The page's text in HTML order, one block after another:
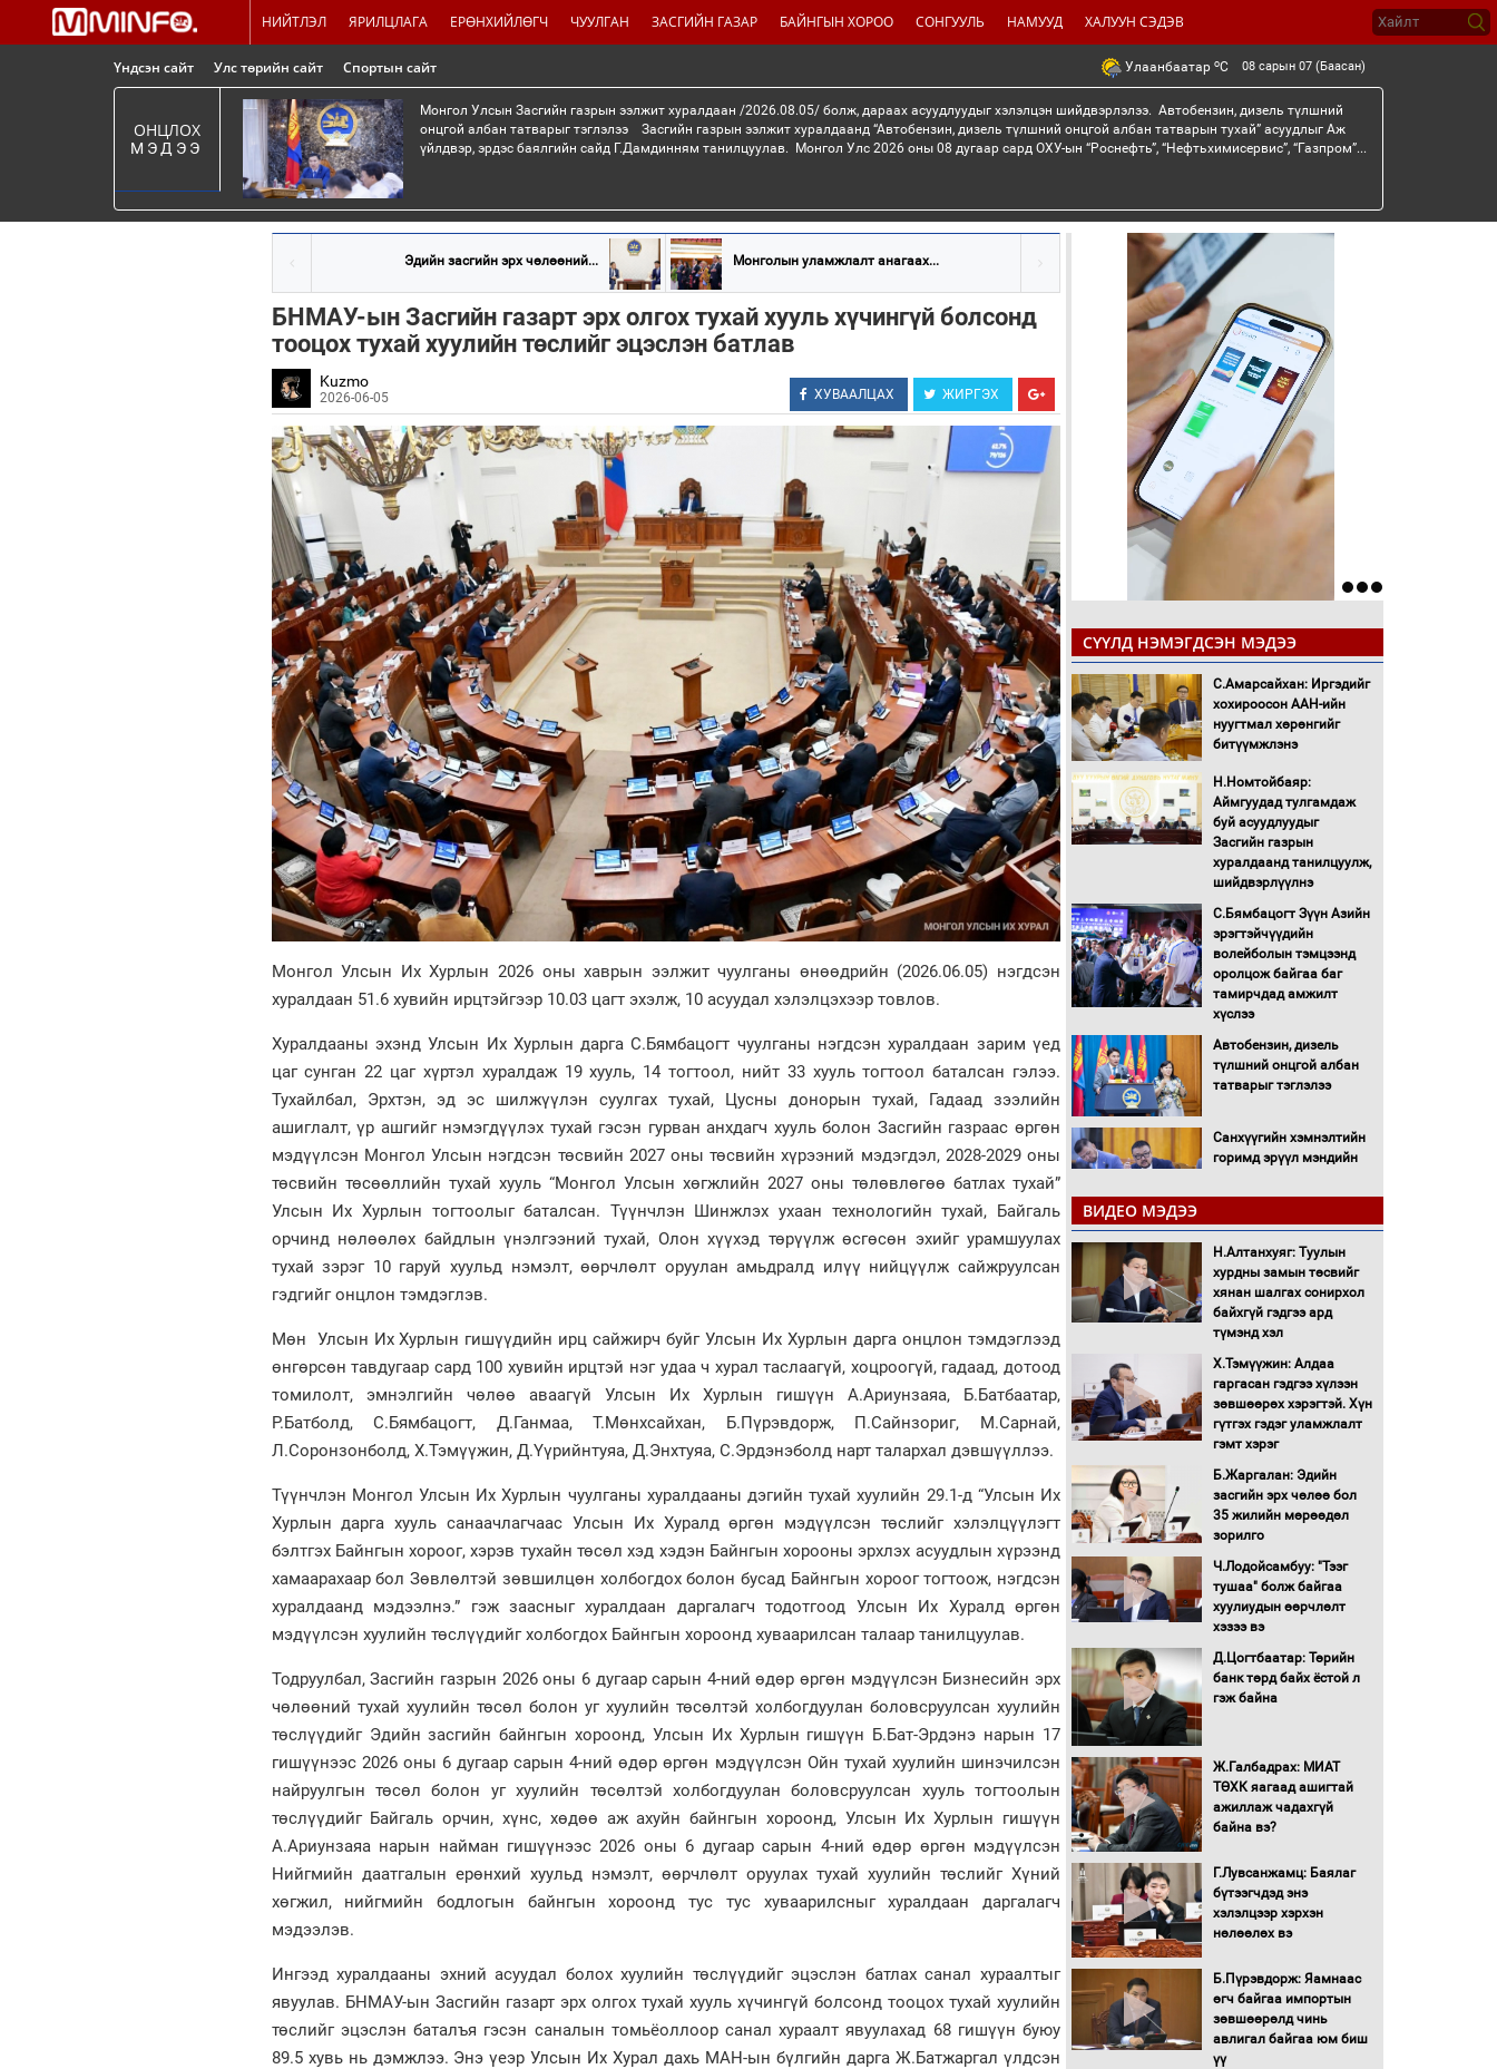
НИЙТЛЭЛ ЯРИЛЦЛАГА ЕРӨНХИЙЛӨГЧ ЧУУЛГАН ЗАСГИЙН ГАЗАР БАЙНГЫН ХОРОО СОНГУУЛЬ НАМУУД ХАЛУУН СЭДЭВ
Үндсэн сайт Улс төрийн сайт Спортын сайт Улаанбаатар oC 08 сарын 07 (Баасан)
ОНЦЛОХ
МЭДЭЭ
Монгол Улсын Засгийн газрын ээлжит хуралдаан /2026.08.05/ болж, дараах асуудлуудыг хэлэлцэн шийдвэрлэлээ. Автобензин, дизель түлшний
онцгой албан татварыг тэглэлээ Засгийн газрын ээлжит хуралдаанд “Автобензин, дизель түлшний онцгой албан татварын тухай” асуудлыг Аж
үйлдвэр, эрдэс баялгийн сайд Г.Дамдинням танилцуулав. Монгол Улс 2026 оны 08 дугаар сард ОХУ-ын “Роснефть”, “Нефтьхимисервис”, “Газпром”...
Эдийн засгийн эрх чөлөөний... Монголын уламжлалт анагаах...
БНМАУ-ын Засгийн газарт эрх олгох тухай хууль хүчингүй болсонд
тооцох тухай хуулийн төслийг эцэслэн батлав
Kuzmo
2026-06-05 ХУВААЛЦАХ ЖИРГЭХ
Монгол Улсын Их Хурлын 2026 оны хаврын ээлжит чуулганы өнөөдрийн (2026.06.05) нэгдсэн
хуралдаан 51.6 хувийн ирцтэйгээр 10.03 цагт эхэлж, 10 асуудал хэлэлцэхээр товлов.
Хуралдааны эхэнд Улсын Их Хурлын дарга С.Бямбацогт чуулганы нэгдсэн хуралдаан зарим үед
цаг сунган 22 цаг хүртэл хуралдаж 19 хууль, 14 тогтоол, нийт 33 хууль тогтоол баталсан гэлээ.
Тухайлбал, Эрхтэн, эд эс шилжүүлэн суулгах тухай, Цусны донорын тухай, Гадаад зээлийн
ашиглалт, үр ашгийг нэмэгдүүлэх тухай гэсэн гурван анхдагч хууль болон Засгийн газраас өргөн
мэдүүлсэн Монгол Улсын нэгдсэн төсвийн 2027 оны төсвийн хүрээний мэдэгдэл, 2028-2029 оны
төсвийн төсөөллийн тухай хууль “Монгол Улсын хөгжлийн 2027 оны төлөвлөгөө батлах тухай”
Улсын Их Хурлын тогтоолыг баталсан. Түүнчлэн Шинжлэх ухаан технологийн тухай, Байгаль
орчинд нөлөөлөх байдлын үнэлгээний тухай, Олон хүүхэд төрүүлж өсгөсөн эхийг урамшуулах
тухай зэрэг 10 гаруй хуульд нэмэлт, өөрчлөлт оруулан амьдралд илүү нийцүүлж сайжруулсан
гэдгийг онцлон тэмдэглэв.
Мөн Улсын Их Хурлын гишүүдийн ирц сайжирч буйг Улсын Их Хурлын дарга онцлон тэмдэглээд
өнгөрсөн тавдугаар сард 100 хувийн ирцтэй нэг удаа ч хурал таслаагүй, хоцроогүй, гадаад, дотоод
томилолт, эмнэлгийн чөлөө аваагүй Улсын Их Хурлын гишүүн А.Ариунзаяа, Б.Батбаатар,
Р.Батболд, С.Бямбацогт, Д.Ганмаа, Т.Мөнхсайхан, Б.Пүрэвдорж, П.Сайнзориг, М.Сарнай,
Л.Соронзонболд, Х.Тэмүүжин, Д.Үүрийнтуяа, Д.Энхтуяа, С.Эрдэнэболд нарт талархал дэвшүүллээ.
Түүнчлэн Монгол Улсын Их Хурлын чуулганы хуралдааны дэгийн тухай хуулийн 29.1-д “Улсын Их
Хурлын дарга хууль санаачлагчаас Улсын Их Хуралд өргөн мэдүүлсэн төслийг хэлэлцүүлэгт
бэлтгэх Байнгын хороог, хэрэв тухайн төсөл хэд хэдэн Байнгын хорооны эрхлэх асуудлын хүрээнд
хамаарахаар бол Зөвлөлтэй зөвшилцөн холбогдох болон бусад Байнгын хороог тогтоож, нэгдсэн
хуралдаанд мэдээлнэ.” гэж заасныг хуралдаан даргалагч тодотгоод Улсын Их Хуралд өргөн
мэдүүлсэн хуулийн төслүүдийг холбогдох Байнгын хороонд хуваарилсан талаар танилцуулав.
Тодруулбал, Засгийн газрын 2026 оны 6 дугаар сарын 4-ний өдөр өргөн мэдүүлсэн Бизнесийн эрх
чөлөөний тухай хуулийн төсөл болон уг хуулийн төсөлтэй холбогдуулан боловсруулсан хуулийн
төслүүдийг Эдийн засгийн байнгын хороонд, Улсын Их Хурлын гишүүн Б.Бат-Эрдэнэ нарын 17
гишүүнээс 2026 оны 6 дугаар сарын 4-ний өдөр өргөн мэдүүлсэн Ойн тухай хуулийн шинэчилсэн
найруулгын төсөл болон уг хуулийн төсөлтэй холбогдуулан боловсруулсан хууль тогтоолын
төслүүдийг Байгаль орчин, хүнс, хөдөө аж ахуйн байнгын хороонд, Улсын Их Хурлын гишүүн
А.Ариунзаяа нарын найман гишүүнээс 2026 оны 6 дугаар сарын 4-ний өдөр өргөн мэдүүлсэн
Нийгмийн даатгалын ерөнхий хуульд нэмэлт, өөрчлөлт оруулах тухай хуулийн төслийг Хүний
хөгжил, нийгмийн бодлогын байнгын хороонд тус тус хуваарилсныг хуралдаан даргалагч
мэдээлэв.
Ингээд хуралдааны эхний асуудал болох хуулийн төслүүдийг эцэслэн батлах санал хураалтыг
явуулав. БНМАУ-ын Засгийн газарт эрх олгох тухай хууль хүчингүй болсонд тооцох тухай хуулийн
төслийг эцэслэн баталъя гэсэн саналын томьёоллоор санал хураалт явуулахад 68 гишүүн буюу
89.5 хувь нь дэмжлээ. Энэ үеэр Улсын Их Хурал дахь МАН-ын бүлгийн дарга Ж.Батжаргал үлдсэн
СҮҮЛД НЭМЭГДСЭН МЭДЭЭ
С.Амарсайхан: Иргэдийг
хохироосон ААН-ийн
нуугтмал хөрөнгийг
битүүмжлэнэ
Н.Номтойбаяр:
Аймгуудад тулгамдаж
буй асуудлуудыг
Засгийн газрын
хуралдаанд танилцуулж,
шийдвэрлүүлнэ
С.Бямбацогт Зүүн Азийн
эрэгтэйчүүдийн
волейболын тэмцээнд
оролцож байгаа баг
тамирчдад амжилт
хүслээ
Автобензин, дизель
түлшний онцгой албан
татварыг тэглэлээ
Санхүүгийн хэмнэлтийн
горимд эрүүл мэндийн
Нөөцийн махны
худалдаа, борлуулалтыг
нээлттэй ил тод болгоно
Монгол Улс “COP17”-д
“Тал хээрийн
төлөвлөгөө”-гөө
танилцуулна
16 төрлийн эмийг нэг эх
үүсвэрээс худалдан авах
журмыг баталлаа
Бүх шатанд хэмнэлтийн
горимд шилжиж, найр
наадам, зөвлөгөөн,
гадаад томилолтыг
хориглолоо
Сайд нар төсвөө хэрхэн
Автомашинд улсын
дугаарын тэгш,
Бага орлоготой
иргэдийн орлогод
татвар ногдуулахгүй
бүрдүүллээ
Хөшөө бүтсэн түүхийг
өгүүлэх 7 баримт
ВИДЕО МЭДЭЭ
Н.Алтанхуяг: Туулын
хурдны замын төсвийг
хянан шалгах сонирхол
байхгүй гэдгээ ард
түмэнд хэл
Х.Тэмүүжин: Алдаа
гаргасан гэдгээ хүлээн
зөвшөөрөх хэрэгтэй. Хүн
гүтгэх гэдэг уламжлалт
гэмт хэрэг
Б.Жаргалан: Эдийн
засгийн эрх чөлөө бол
35 жилийн мөрөөдөл
зорилго
Ч.Лодойсамбуу: "Тээг
тушаа" болж байгаа
хуулиудын өөрчлөлт
хэзээ вэ
Д.Цогтбаатар: Төрийн
банк төрд байх ёстой л
гэж байна
Ж.Галбадрах: МИАТ
ТӨХК яагаад ашигтай
ажиллаж чадахгүй
байна вэ?
Г.Лувсанжамц: Баялаг
бүтээгчдэд энэ
хэлэлцээр хэрхэн
нөлөөлөх вэ
Б.Пүрэвдорж: Яамнаас
өгч байгаа импортын
зөвшөөрөлд чинь
авлигал байгаа юм биш
үү